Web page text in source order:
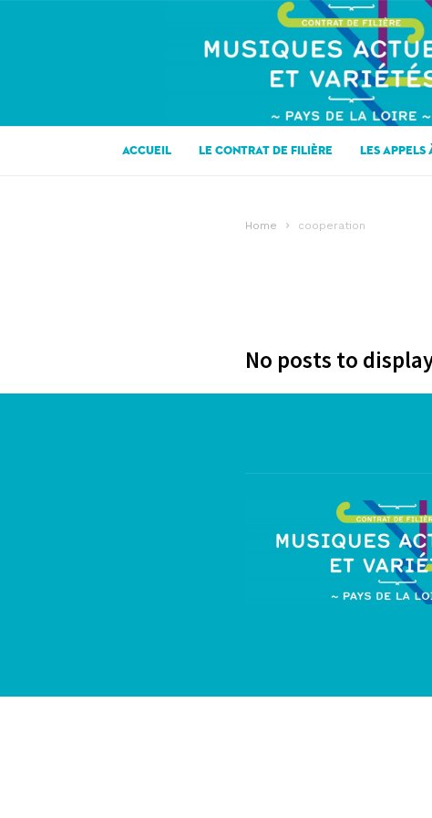
CONTRAT
DE
FILIERE
ACTUELLES
EN
LOIRE
ACCUEIL LE CONTRAT DE FILIÈRE LES APPELS
Home cooperation
No posts to